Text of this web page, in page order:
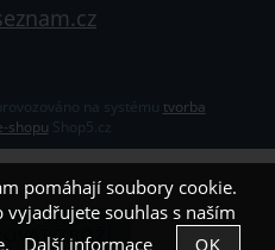
tvorba
shopu
pomáhají soubory cookie.
vyjadřujete souhlas s naším